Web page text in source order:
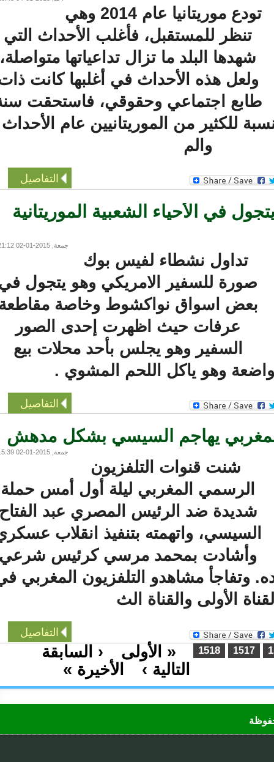
تودع موريتانيا عام 2014 وهي
تنظر للمستقبل، فأغلب الأحداث التي
شهدها البلد ما تزال تداعياتها متواصلة،
ولعل هذه الأحداث في أغلبها كانت ذات
اجتماعي وحقوقي، فاستحقت سنة
للكثير من الموريتانيين عام الأحداث
والم
التفاصيل
في الأحياء الشعبية الموريتانية
جمعة, 2015-01-02 21:12
تداول نشطاء لفيس بوك
صورة للسفير الامريكي وهو يتجول في
بعض اسواق نواكشوط وخاصة مقاطعة
عرفات حيث اظهرت إحدى الصور
السفير وهو يجلس بأحد محلات بيع
وهو ياكل اللحم المشوي .
التفاصيل
يهاجم السيسي بشكل مدهش
جمعة, 2015-01-02 15:39
شنت قنوات التلفزيون
الرسمي المغربي ليلة أول أمس حملة
شديدة ضد الرئيس المصري عبد الفتاح
واتهمته بتنفيذ انقلاب عسكري
وأشادت بمحمد مرسي كرئيس شرعي
مشاهدو التلفزيون المغربي في
الأولى والقناة الث
التفاصيل
« الأولى ‹ السابقة 1517
1518
التالية › الأخيرة »